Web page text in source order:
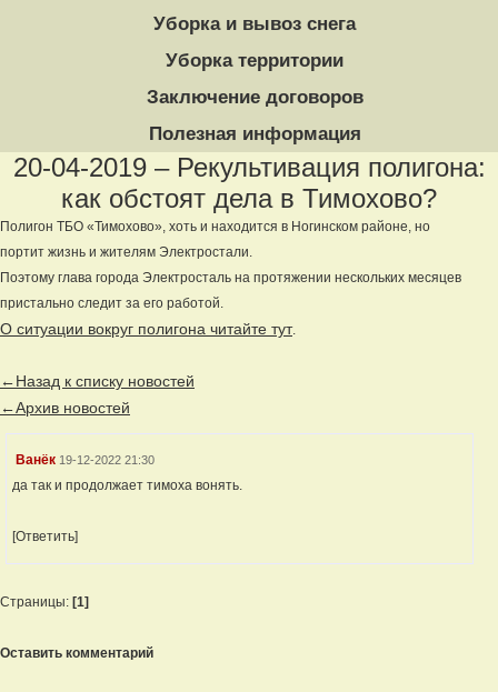
Уборка и вывоз снега
Уборка территории
Заключение договоров
Полезная информация
20-04-2019 – Рекультивация полигона:
как обстоят дела в Тимохово?
Полигон ТБО «Тимохово», хоть и находится в Ногинском районе, но
портит жизнь и жителям Электростали.
Поэтому глава города Электросталь на протяжении нескольких месяцев
пристально следит за его работой.
О ситуации вокруг полигона читайте тут.
←Назад к списку новостей
←Архив новостей
Ванёк 19-12-2022 21:30
да так и продолжает тимоха вонять.
[Ответить]
Страницы: [1]
Оставить комментарий